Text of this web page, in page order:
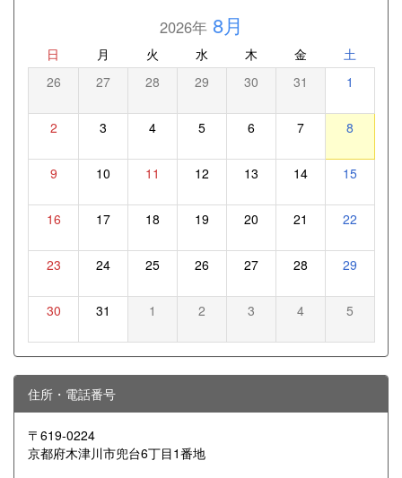
2026年8月
日 月 火 水 木 金 土
26 27 28 29 30 31 1
2 3 4 5 6 7 8
9 10 11 12 13 14 15
16 17 18 19 20 21 22
23 24 25 26 27 28 29
30 31 1 2 3 4 5
住所・電話番号
〒619-0224
京都府木津川市兜台6丁目1番地